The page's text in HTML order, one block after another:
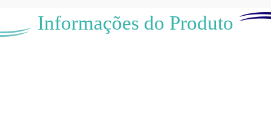
Informações do Produto